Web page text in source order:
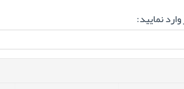
نمایید: